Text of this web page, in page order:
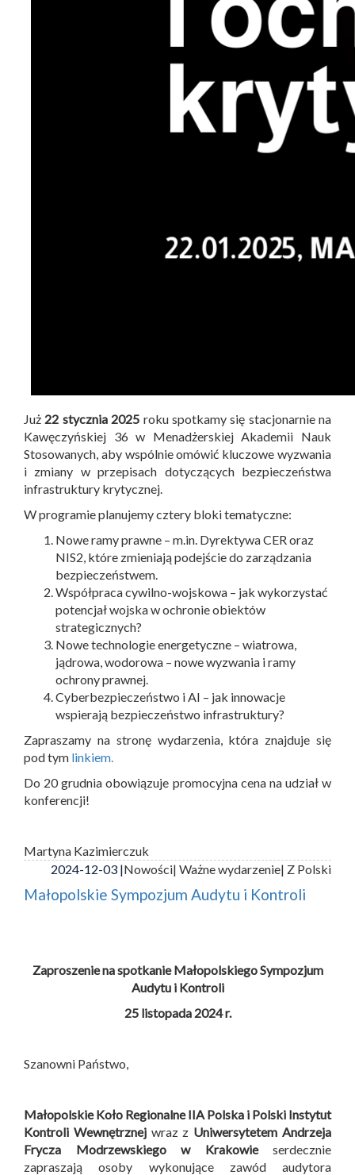
Już 22 stycznia 2025 roku spotkamy się stacjonarnie na
Kawęczyńskiej 36 w Menadżerskiej Akademii Nauk
Stosowanych, aby wspólnie omówić kluczowe wyzwania
i zmiany w przepisach dotyczących bezpieczeństwa
infrastruktury krytycznej.
W programie planujemy cztery bloki tematyczne:
Nowe ramy prawne – m.in. Dyrektywa CER oraz
NIS2, które zmieniają podejście do zarządzania
bezpieczeństwem.
Współpraca cywilno-wojskowa – jak wykorzystać
potencjał wojska w ochronie obiektów
strategicznych?
Nowe technologie energetyczne – wiatrowa,
jądrowa, wodorowa – nowe wyzwania i ramy
ochrony prawnej.
Cyberbezpieczeństwo i AI – jak innowacje
wspierają bezpieczeństwo infrastruktury?
Zapraszamy na stronę wydarzenia, która znajduje się
pod tym linkiem.
Do 20 grudnia obowiązuje promocyjna cena na udział w
konferencji!
Martyna Kazimierczuk
2024-12-03 |Nowości| Ważne wydarzenie| Z Polski
Małopolskie Sympozjum Audytu i Kontroli
Zaproszenie na spotkanie Małopolskiego Sympozjum
Audytu i Kontroli
25 listopada 2024 r.
Szanowni Państwo,
Małopolskie Koło Regionalne IIA Polska i Polski Instytut
Kontroli Wewnętrznejwraz z Uniwersytetem Andrzeja
Frycza Modrzewskiego w Krakowieserdecznie
zapraszają osoby wykonujące zawód audytora